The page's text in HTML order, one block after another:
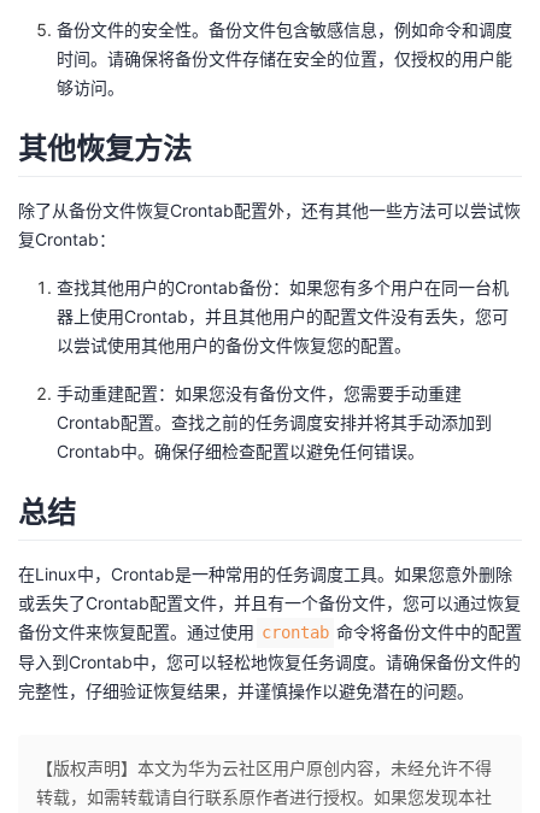
备份文件的安全性。备份文件包含敏感信息，例如命令和调度
时间。请确保将备份文件存储在安全的位置，仅授权的用户能
够访问。
其他恢复方法
除了从备份文件恢复Crontab配置外，还有其他一些方法可以尝试恢
复Crontab：
查找其他用户的Crontab备份：如果您有多个用户在同一台机
器上使用Crontab，并且其他用户的配置文件没有丢失，您可
以尝试使用其他用户的备份文件恢复您的配置。
手动重建配置：如果您没有备份文件，您需要手动重建
Crontab配置。查找之前的任务调度安排并将其手动添加到
Crontab中。确保仔细检查配置以避免任何错误。
总结
在Linux中，Crontab是一种常用的任务调度工具。如果您意外删除
或丢失了Crontab配置文件，并且有一个备份文件，您可以通过恢复
备份文件来恢复配置。通过使用 crontab 命令将备份文件中的配置
导入到Crontab中，您可以轻松地恢复任务调度。请确保备份文件的
完整性，仔细验证恢复结果，并谨慎操作以避免潜在的问题。
【版权声明】本文为华为云社区用户原创内容，未经允许不得
转载，如需转载请自行联系原作者进行授权。如果您发现本社